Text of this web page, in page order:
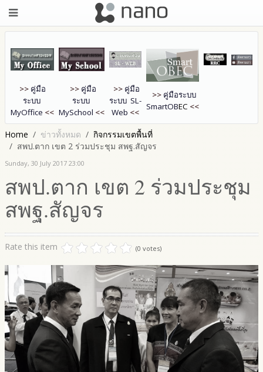
>> คู่มือ
ระบบ
MyOffice <<
>> คู่มือ
ระบบ
MySchool <<
>> คู่มือ
ระบบ SL-
Web <<
>> คู่มือระบบ
SmartOBEC <<
Home ข่าวทั้งหมด
กิจกรรมเขตพื้นที่
สพป.ตาก เขต 2 ร่วมประชุม สพฐ.สัญจร
Sunday, 30 July 2017 23:00
สพป.ตาก เขต 2 ร่วมประชุม
สพฐ.สัญจร
Rate this item (0 votes)